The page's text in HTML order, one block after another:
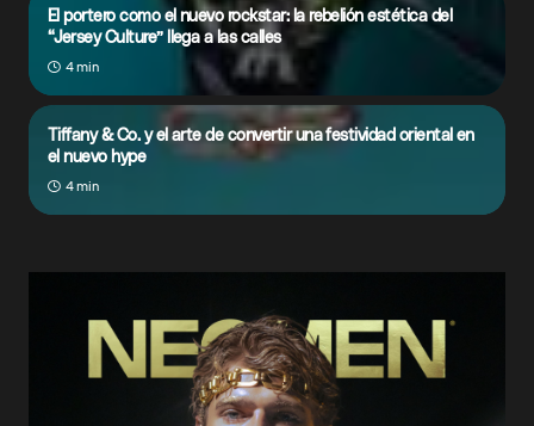
El portero como el nuevo rockstar: la rebelión estética del
“Jersey Culture” llega a las calles
4 min
Tiffany & Co. y el arte de convertir una festividad oriental en
el nuevo hype
4 min